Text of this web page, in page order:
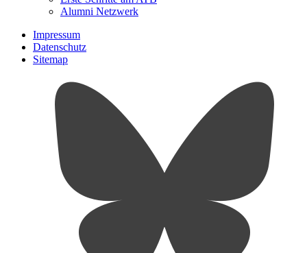
Alumni Netzwerk
Impressum
Datenschutz
Sitemap